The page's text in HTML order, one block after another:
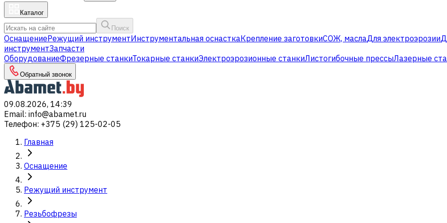
Каталог
Поиск
ОснащениеРежущий инструментИнструментальная оснасткаКрепление заготовкиСОЖ, маслаДля электроэрозии
инструментЗапчасти
ОборудованиеФрезерные станкиТокарные станкиЭлектроэрозионные станкиЛистогибочные прессыЛазерные
Обратный звонок
09.08.2026, 14:39
Email: info@abamet.ru
Телефон: +375 (29) 125-02-05
Главная
Оснащение
Режущий инструмент
Резьбофрезы